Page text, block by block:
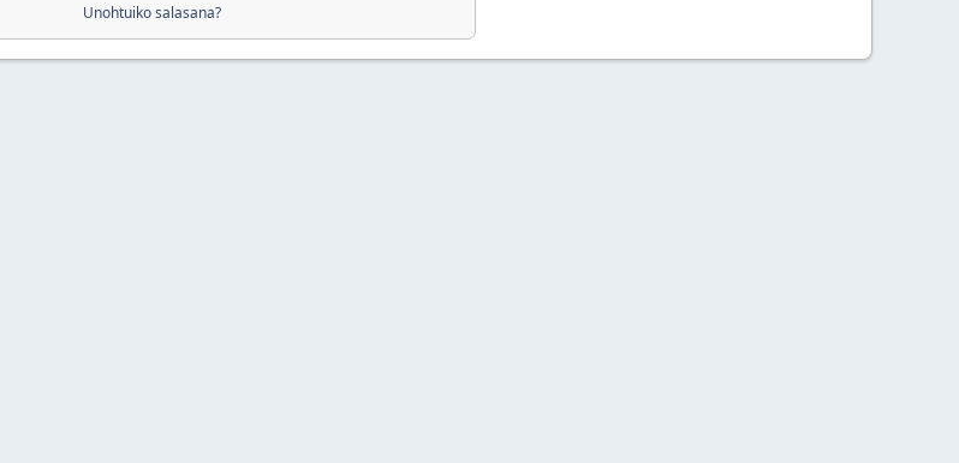
Unohtuiko salasana?